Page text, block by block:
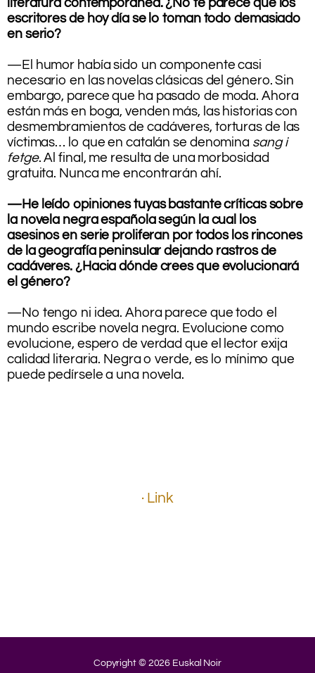
literatura contemporánea. ¿No te parece que los
escritores de hoy día se lo toman todo demasiado
en serio?
—El humor había sido un componente casi
necesario en las novelas clásicas del género. Sin
embargo, parece que ha pasado de moda. Ahora
están más en boga, venden más, las historias con
desmembramientos de cadáveres, torturas de las
víctimas… lo que en catalán se denomina sang i
fetge. Al final, me resulta de una morbosidad
gratuita. Nunca me encontrarán ahí.
—He leído opiniones tuyas bastante críticas sobre
la novela negra española según la cual los
asesinos en serie proliferan por todos los rincones
de la geografía peninsular dejando rastros de
cadáveres. ¿Hacia dónde crees que evolucionará
el género?
—No tengo ni idea. Ahora parece que todo el
mundo escribe novela negra. Evolucione como
evolucione, espero de verdad que el lector exija
calidad literaria. Negra o verde, es lo mínimo que
puede pedírsele a una novela.
· Link
Copyright © 2026 Euskal Noir